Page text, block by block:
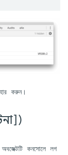
করুন।
অবজেক্টটি কনসোলে লগ